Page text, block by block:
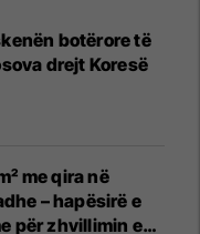
botërore të
drejt Koresë
me qira në
– hapësirë e
për zhvillimin e